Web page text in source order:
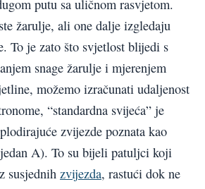
putu sa uličnom rasvjetom.
žarulje, ali one dalje izgledaju
To je zato što svjetlost blijedi s
snage žarulje i mjerenjem
možemo izračunati udaljenost
“standardna svijeća” je
zvijezde poznata kao
A). To su bijeli patuljci koji
susjednih zvijezda, rastući dok ne